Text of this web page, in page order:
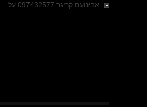
אבינועם קריגר 097432577 על